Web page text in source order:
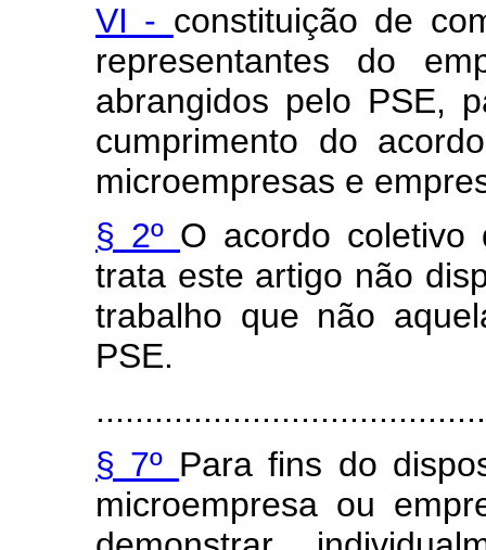
VI - constituição de
representantes do
abrangidos pelo PSE,
cumprimento do
microempresas e
§ 2º O acordo coletivo
trata este artigo não
trabalho que não
PSE.
§ 7º Para fins do
microempresa ou